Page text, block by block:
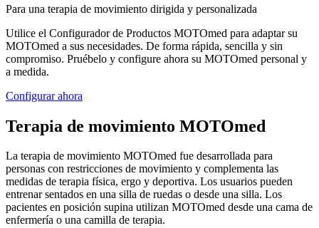
Para una terapia de movimiento dirigida y personalizada
Utilice el Configurador de Productos MOTOmed para adaptar su
MOTOmed a sus necesidades. De forma rápida, sencilla y sin
compromiso. Pruébelo y configure ahora su MOTOmed personal y
a medida.
Configurar ahora
Terapia de movimiento MOTOmed
La terapia de movimiento MOTOmed fue desarrollada para
personas con restricciones de movimiento y complementa las
medidas de terapia física, ergo y deportiva. Los usuarios pueden
entrenar sentados en una silla de ruedas o desde una silla. Los
pacientes en posición supina utilizan MOTOmed desde una cama de
enfermería o una camilla de terapia.